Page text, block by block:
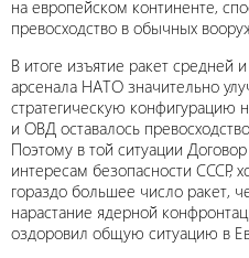
на европейском континенте,
превосходство в обычных
В итоге изъятие ракет средней
арсенала НАТО значительно
стратегическую конфигурацию
и ОВД оставалось
Поэтому в той ситуации
интересам безопасности СССР,
гораздо большее число ракет,
нарастание ядерной
оздоровил общую ситуацию в